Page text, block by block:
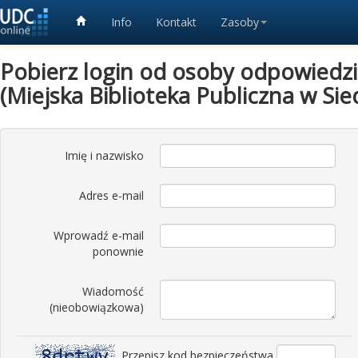
Info Kontakt Zasoby
Pobierz login od osoby
(Miejska Biblioteka Publiczna w
Imię i nazwisko
Adres e-mail
Wprowadź e-mail
ponownie
Wiadomość
(nieobowiązkowa)